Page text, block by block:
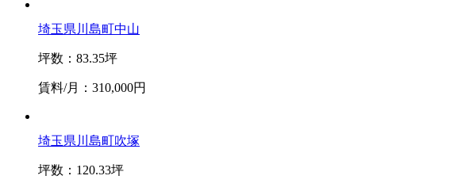
埼玉県川島町中山
坪数：83.35坪
賃料/月：310,000円
埼玉県川島町吹塚
坪数：120.33坪